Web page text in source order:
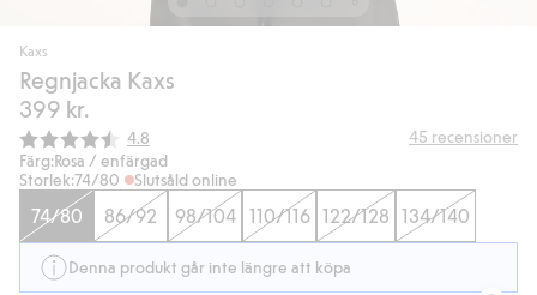
Kaxs
Regnjacka Kaxs
399 kr.
Snittbetyg:
4.8 45 recensioner
Färg:Rosa / enfärgad
Storlek:74/80 Slutsåld online
74/80 86/92 98/104 110/116 122/128 134/140
Denna produkt går inte längre att köpa